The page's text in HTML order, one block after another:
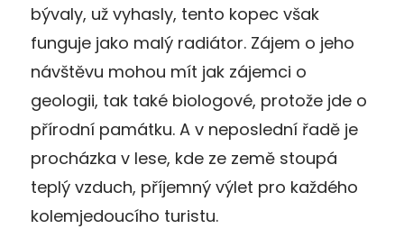
bývaly, už vyhasly, tento kopec však
funguje jako malý radiátor. Zájem o jeho
návštěvu mohou mít jak zájemci o
geologii, tak také biologové, protože jde o
přírodní památku. A v neposlední řadě je
procházka v lese, kde ze země stoupá
teplý vzduch, příjemný výlet pro každého
kolemjedoucího turistu.